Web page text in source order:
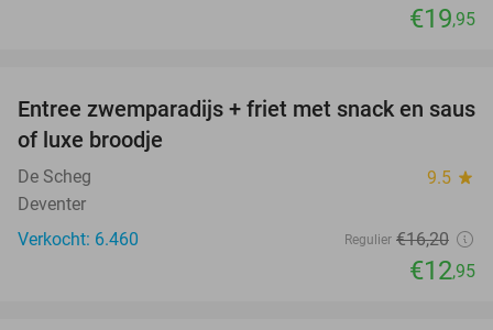
€19,95
20%
Entree zwemparadijs + friet met snack en saus
of luxe broodje
De Scheg 9.5 star
Deventer
Verkocht: 6.460
Regulier €16,20
€12,95